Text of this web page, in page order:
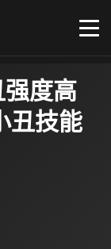
度高
丑技能